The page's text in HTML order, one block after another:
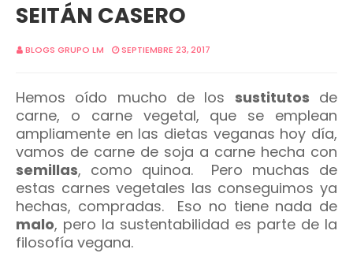
SEITÁN CASERO
BLOGS GRUPO LM SEPTIEMBRE 23, 2017
Hemos oído mucho de los sustitutos de
carne, o carne vegetal, que se emplean
ampliamente en las dietas veganas hoy día,
vamos de carne de soja a carne hecha con
semillas, como quinoa. Pero muchas de
estas carnes vegetales las conseguimos ya
hechas, compradas. Eso no tiene nada de
malo, pero la sustentabilidad es parte de la
filosofía vegana.